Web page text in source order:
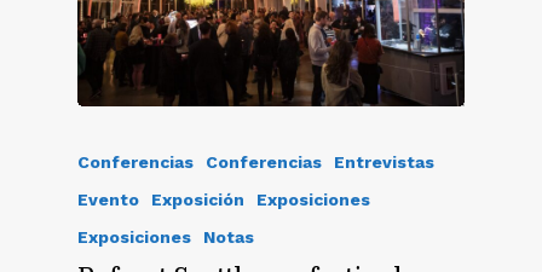
Conferencias Conferencias
Entrevistas
Evento
Exposición
Exposiciones
Exposiciones
Notas